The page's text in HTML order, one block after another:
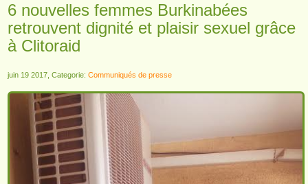
6 nouvelles femmes Burkinabées
retrouvent dignité et plaisir sexuel grâce
à Clitoraid
juin 19 2017, Categorie: Communiqués de presse